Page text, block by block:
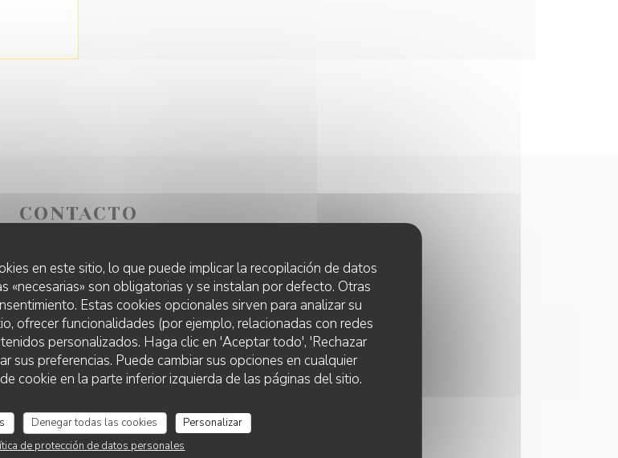
en este sitio, lo que puede implicar la recopilación de datos
«necesarias» son obligatorias y se instalan por defecto. Otras
Estas cookies opcionales sirven para analizar su
ofrecer funcionalidades (por ejemplo, relacionadas con redes
personalizados. Haga clic en 'Aceptar todo', 'Rechazar
sus preferencias. Puede cambiar sus opciones en cualquier
cookie en la parte inferior izquierda de las páginas del sitio.
Denegar todas las cookies
Personalizar
de protección de datos personales
CONTACTO
ponerse en contacto con nosotros?
el siguiente formulario.